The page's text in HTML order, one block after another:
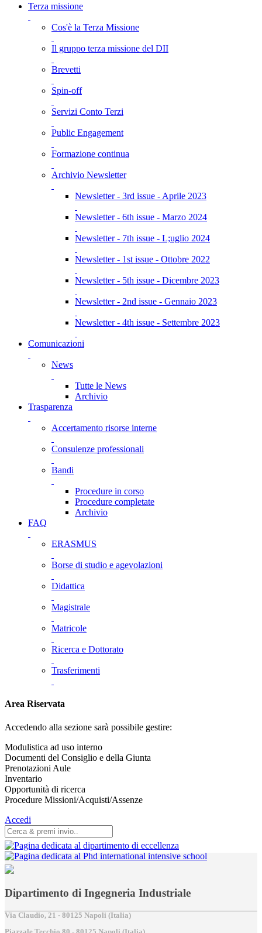
Terza missione
Cos'è la Terza Missione
Il gruppo terza missione del DII
Brevetti
Spin-off
Servizi Conto Terzi
Public Engagement
Formazione continua
Archivio Newsletter
Newsletter - 3rd issue - Aprile 2023
Newsletter - 6th issue - Marzo 2024
Newsletter - 7th issue - L;uglio 2024
Newsletter - 1st issue - Ottobre 2022
Newsletter - 5th issue - Dicembre 2023
Newsletter - 2nd issue - Gennaio 2023
Newsletter - 4th issue - Settembre 2023
Comunicazioni
News
Tutte le News
Archivio
Trasparenza
Accertamento risorse interne
Consulenze professionali
Bandi
Procedure in corso
Procedure completate
Archivio
FAQ
ERASMUS
Borse di studio e agevolazioni
Didattica
Magistrale
Matricole
Ricerca e Dottorato
Trasferimenti
Area Riservata
Accedendo alla sezione sarà possibile gestire:
Modulistica ad uso interno
Documenti del Consiglio e della Giunta
Prenotazioni Aule
Inventario
Opportunità di ricerca
Procedure Missioni/Acquisti/Assenze
Accedi
Dipartimento di Ingegneria Industriale
Via Claudio, 21 - 80125 Napoli (Italia)